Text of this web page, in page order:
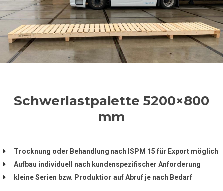
Schwerlastpalette 5200×800
mm
Trocknung oder Behandlung nach ISPM 15 für Export möglich
Aufbau individuell nach kundenspezifischer Anforderung
kleine Serien bzw. Produktion auf Abruf je nach Bedarf